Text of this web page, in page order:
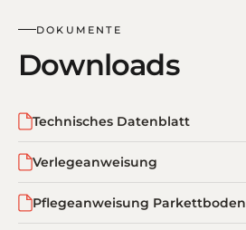
DOKUMENTE
Downloads
Technisches Datenblatt
Verlegeanweisung
Pflegeanweisung Parkettboden